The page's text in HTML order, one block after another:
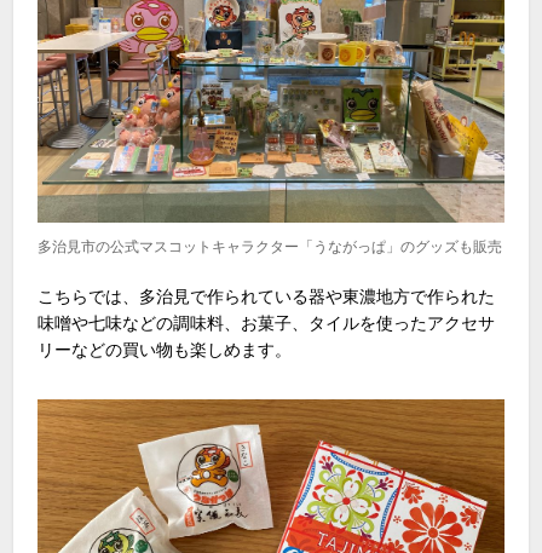
多治見市の公式マスコットキャラクター「うながっぱ」のグッズも販売
こちらでは、多治見で作られている器や東濃地方で作られた
味噌や七味などの調味料、お菓子、タイルを使ったアクセサ
リーなどの買い物も楽しめます。